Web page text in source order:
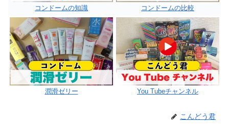
コンドームの知識 コンドームの比較
潤滑ゼリー You Tubeチャンネル
こんどう君